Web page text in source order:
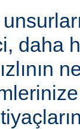
daha